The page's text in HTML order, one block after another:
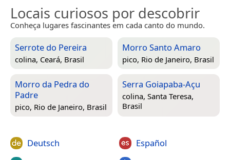
Locais curiosos por descobrir
Conheça lugares fascinantes em cada canto do mundo.
Serrote do Pereira
colina, Ceará, Brasil
Morro Santo Amaro
pico, Rio de Janeiro, Brasil
Morro da Pedra do
Padre
pico, Rio de Janeiro, Brasil
Serra Goiapaba-Açu
colina, Santa Teresa,
Brasil
Deutsch
Español